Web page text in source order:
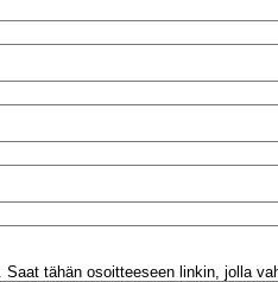
Saat tähän osoitteeseen linkin, jolla